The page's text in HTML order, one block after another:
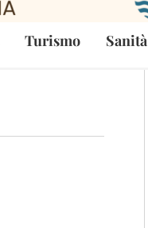
Turismo Sanità